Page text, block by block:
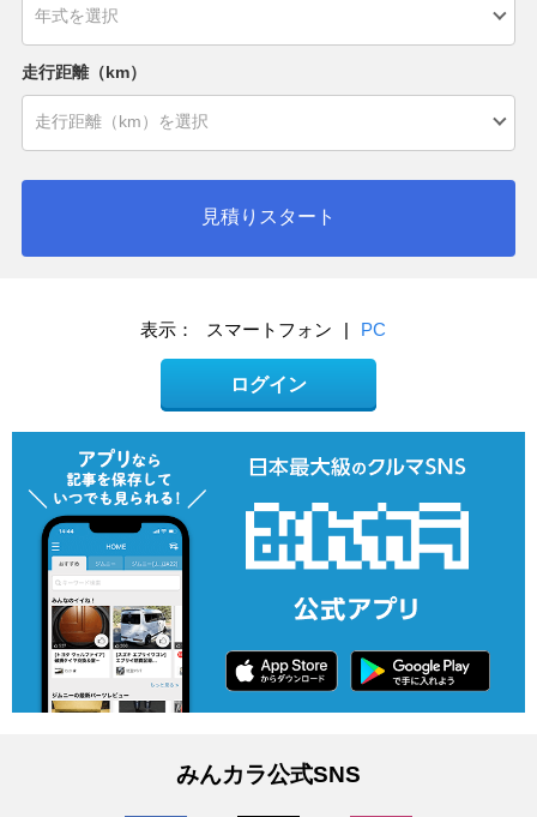
走行距離（km）
見積りスタート
表示： スマートフォン | PC
ログイン
みんカラ公式SNS